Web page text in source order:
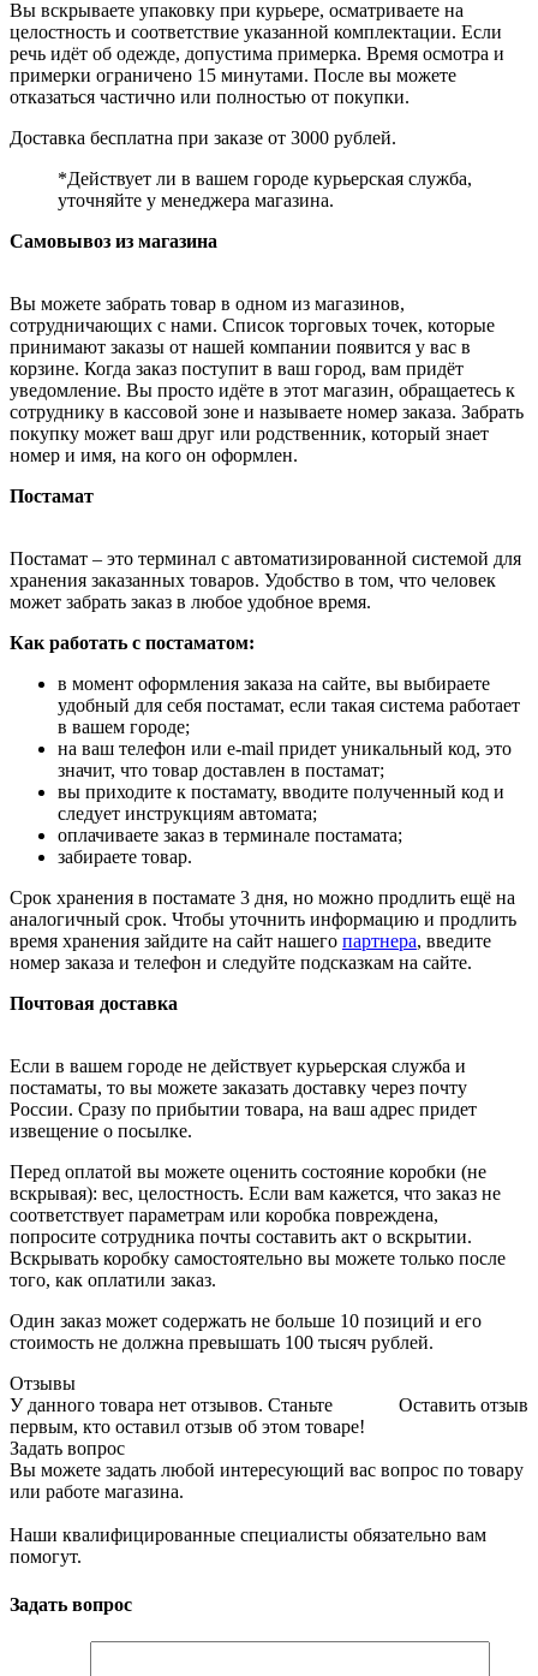
Вы вскрываете упаковку при курьере, осматриваете на
целостность и соответствие указанной комплектации. Если
речь идёт об одежде, допустима примерка. Время осмотра и
примерки ограничено 15 минутами. После вы можете
отказаться частично или полностью от покупки.
Доставка бесплатна при заказе от 3000 рублей.
*Действует ли в вашем городе курьерская служба,
уточняйте у менеджера магазина.
Самовывоз из магазина
Вы можете забрать товар в одном из магазинов,
сотрудничающих с нами. Список торговых точек, которые
принимают заказы от нашей компании появится у вас в
корзине. Когда заказ поступит в ваш город, вам придёт
уведомление. Вы просто идёте в этот магазин, обращаетесь к
сотруднику в кассовой зоне и называете номер заказа. Забрать
покупку может ваш друг или родственник, который знает
номер и имя, на кого он оформлен.
Постамат
Постамат – это терминал с автоматизированной системой для
хранения заказанных товаров. Удобство в том, что человек
может забрать заказ в любое удобное время.
Как работать с постаматом:
в момент оформления заказа на сайте, вы выбираете
удобный для себя постамат, если такая система работает
в вашем городе;
на ваш телефон или e-mail придет уникальный код, это
значит, что товар доставлен в постамат;
вы приходите к постамату, вводите полученный код и
следует инструкциям автомата;
оплачиваете заказ в терминале постамата;
забираете товар.
Срок хранения в постамате 3 дня, но можно продлить ещё на
аналогичный срок. Чтобы уточнить информацию и продлить
время хранения зайдите на сайт нашего партнера, введите
номер заказа и телефон и следуйте подсказкам на сайте.
Почтовая доставка
Если в вашем городе не действует курьерская служба и
постаматы, то вы можете заказать доставку через почту
России. Сразу по прибытии товара, на ваш адрес придет
извещение о посылке.
Перед оплатой вы можете оценить состояние коробки (не
вскрывая): вес, целостность. Если вам кажется, что заказ не
соответствует параметрам или коробка повреждена,
попросите сотрудника почты составить акт о вскрытии.
Вскрывать коробку самостоятельно вы можете только после
того, как оплатили заказ.
Один заказ может содержать не больше 10 позиций и его
стоимость не должна превышать 100 тысяч рублей.
Отзывы
Оставить отзыв
У данного товара нет отзывов. Станьте
первым, кто оставил отзыв об этом товаре!
Задать вопрос
Вы можете задать любой интересующий вас вопрос по товару
или работе магазина.
Наши квалифицированные специалисты обязательно вам
помогут.
Задать вопрос